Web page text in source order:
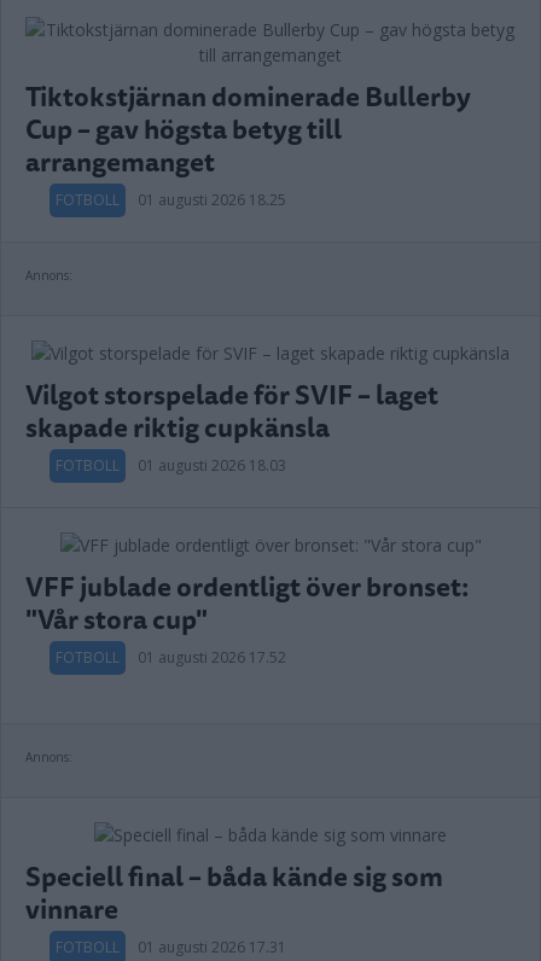
Tiktokstjärnan dominerade Bullerby
Cup – gav högsta betyg till
arrangemanget
FOTBOLL 01 augusti 2026 18.25
Annons:
Vilgot storspelade för SVIF – laget
skapade riktig cupkänsla
FOTBOLL 01 augusti 2026 18.03
VFF jublade ordentligt över bronset:
"Vår stora cup"
FOTBOLL 01 augusti 2026 17.52
Annons:
Speciell final – båda kände sig som
vinnare
FOTBOLL 01 augusti 2026 17.31